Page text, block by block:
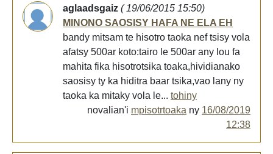
aglaadsgaiz ( 19/06/2015 15:50)
MINONO SAOSISY HAFA NE ELA EH
bandy mitsam te hisotro taoka nef tsisy vola
afatsy 500ar koto:tairo le 500ar any lou fa
mahita fika hisotrotsika toaka,hividianako
saosisy ty ka hiditra baar tsika,vao lany ny
taoka ka mitaky vola le... tohiny
novalian'i mpisotrtoaka ny 16/08/2019
12:38